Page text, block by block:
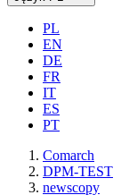
PL
EN
DE
FR
IT
ES
PT
Comarch
DPM-TEST
newscopy